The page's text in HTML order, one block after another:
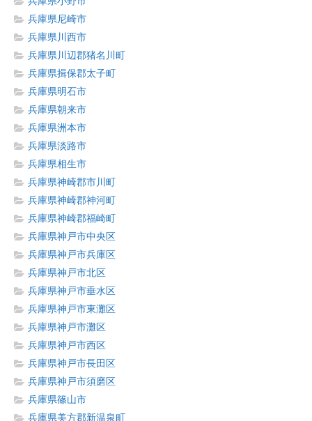
兵庫県尼崎市
兵庫県川西市
兵庫県川辺郡猪名川町
兵庫県揖保郡太子町
兵庫県明石市
兵庫県朝来市
兵庫県洲本市
兵庫県淡路市
兵庫県相生市
兵庫県神崎郡市川町
兵庫県神崎郡神河町
兵庫県神崎郡福崎町
兵庫県神戸市中央区
兵庫県神戸市兵庫区
兵庫県神戸市北区
兵庫県神戸市垂水区
兵庫県神戸市東灘区
兵庫県神戸市灘区
兵庫県神戸市西区
兵庫県神戸市長田区
兵庫県神戸市須磨区
兵庫県篠山市
兵庫県美方郡新温泉町